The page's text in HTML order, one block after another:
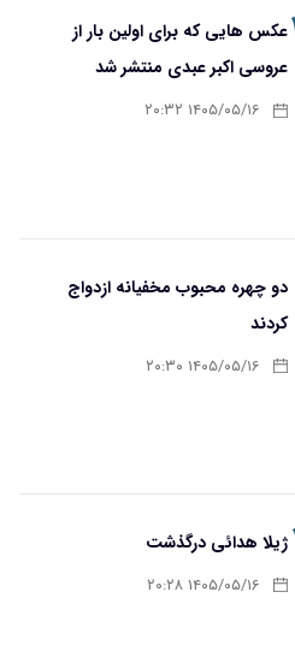
عکس هایی که برای اولین بار از
عروسی اکبر عبدی منتشر شد
۱۴۰۵/۰۵/۱۶ ۲۰:۳۲
دو چهره محبوب مخفیانه ازدواج
کردند
۱۴۰۵/۰۵/۱۶ ۲۰:۳۰
ژیلا هدائی درگذشت
۱۴۰۵/۰۵/۱۶ ۲۰:۲۸